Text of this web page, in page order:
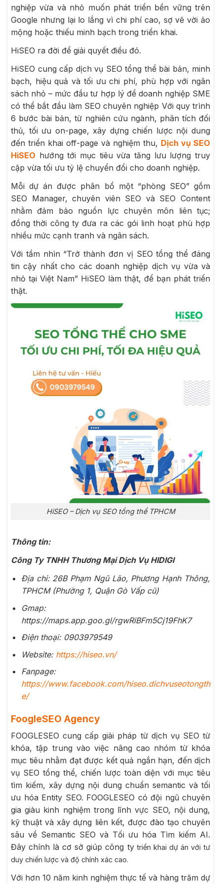
nghiệp vừa và nhỏ muốn phát triển bền vững trên
Google nhưng lại lo lắng vì chi phí cao, sợ vẽ vời ảo
mộng hoặc thiếu minh bạch trong triển khai.
HiSEO ra đời để giải quyết điều đó.
HiSEO cung cấp dịch vụ SEO tổng thể bài bản, minh
bạch, hiệu quả và tối ưu chi phí, phù hợp với ngân
sách nhỏ – mức đầu tư hợp lý để doanh nghiệp SME
có thể bắt đầu làm SEO chuyên nghiệp Với quy trình
6 bước bài bản, từ nghiên cứu ngành, phân tích đối
thủ, tối ưu on-page, xây dựng chiến lược nội dung
đến triển khai off-page và nghiệm thu, Dịch vụ SEO
HiSEO hướng tới mục tiêu vừa tăng lưu lượng truy
cập vừa tối ưu tỷ lệ chuyển đổi cho doanh nghiệp.
Mỗi dự án được phân bổ một “phòng SEO” gồm
SEO Manager, chuyên viên SEO và SEO Content
nhằm đảm bảo nguồn lực chuyên môn liên tục;
đồng thời công ty đưa ra các gói linh hoạt phù hợp
nhiều mức cạnh tranh và ngân sách.
Với tầm nhìn “Trở thành đơn vị SEO tổng thể đáng
tin cậy nhất cho các doanh nghiệp dịch vụ vừa và
nhỏ tại Việt Nam” HiSEO làm thật, để bạn phát triển
thật.
HiSEO – Dịch vụ SEO tổng thể TPHCM
Thông tin:
Công Ty TNHH Thương Mại Dịch Vụ HIDIGI
Địa chỉ: 26B Phạm Ngũ Lão, Phương Hạnh Thông,
TPHCM (Phường 1, Quận Gò Vấp cũ)
Gmap:
https://maps.app.goo.gl/rgwRiBFm5Cj19FhK7
Điện thoại: 0903979549
Website: https://hiseo.vn/
Fanpage:
https://www.facebook.com/hiseo.dichvuseotongth
e/
FoogleSEO Agency
FOOGLESEO cung cấp giải pháp từ dịch vụ SEO từ
khóa, tập trung vào việc nâng cao nhóm từ khóa
mục tiêu nhằm đạt được kết quả ngắn hạn, đến dịch
vụ SEO tổng thể, chiến lược toàn diện với mục tiêu
tìm kiếm, xây dựng nội dung chuẩn semantic và tối
ưu hóa Entity SEO. FOOGLESEO có đội ngũ chuyên
gia giàu kinh nghiệm trong lĩnh vực SEO, nội dung,
kỹ thuật và xây dựng liên kết, được đào tạo chuyên
sâu về Semantic SEO và Tối ưu hóa Tìm kiếm AI.
Đây chính là cơ sở giúp công tytriển khai dự án với tư
duy chiến lược và độ chính xác cao.
Với hơn 10 năm kinh nghiệm thực tế và hàng trăm dự